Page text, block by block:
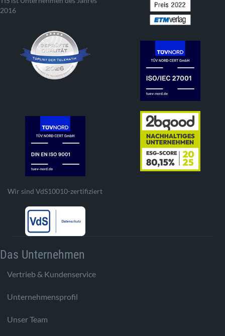
2016
Wir sind VdS10010-zertifiziert
Das Unternehmen
Vertrieb & Kundenservice
Unternehmensprofil
Unser Team